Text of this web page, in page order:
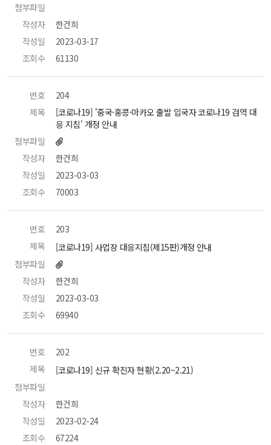
첨부파일
작성자
한건희
작성일
2023-03-17
조회수
61130
번호
204
제목
[코로나19] '중국·홍콩·마카오 출발 입국자 코로나19 검역 대
응 지침' 개정 안내
첨부파일
작성자
한건희
작성일
2023-03-03
조회수
70003
번호
203
제목
[코로나19] 사업장 대응지침(제15판)개정 안내
첨부파일
작성자
한건희
작성일
2023-03-03
조회수
69940
번호
202
제목
[코로나19] 신규 확진자 현황(2.20~2.21)
첨부파일
작성자
한건희
작성일
2023-02-24
조회수
67224